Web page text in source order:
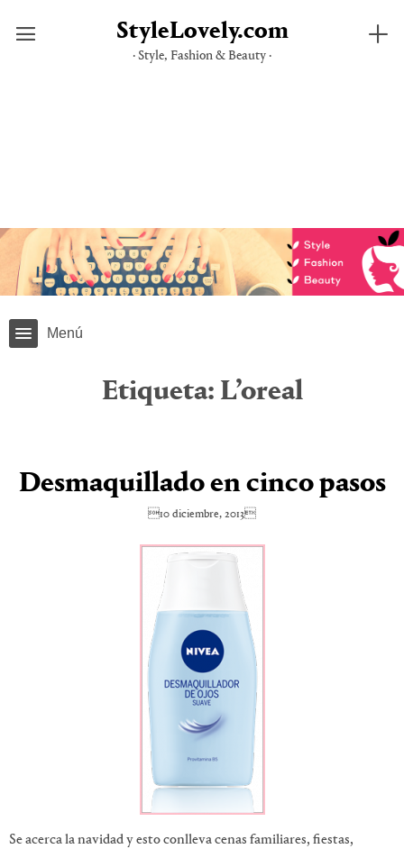
StyleLovely.com
· Style, Fashion & Beauty ·
Menú
Etiqueta: L’oreal
Desmaquillado en cinco pasos
10 diciembre, 2013
Se acerca la navidad y esto conlleva cenas familiares, fiestas,